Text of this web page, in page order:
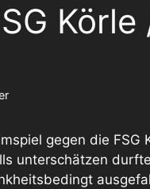
gegen die FSG
unterschätzen